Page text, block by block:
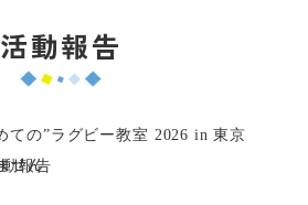
活動報告